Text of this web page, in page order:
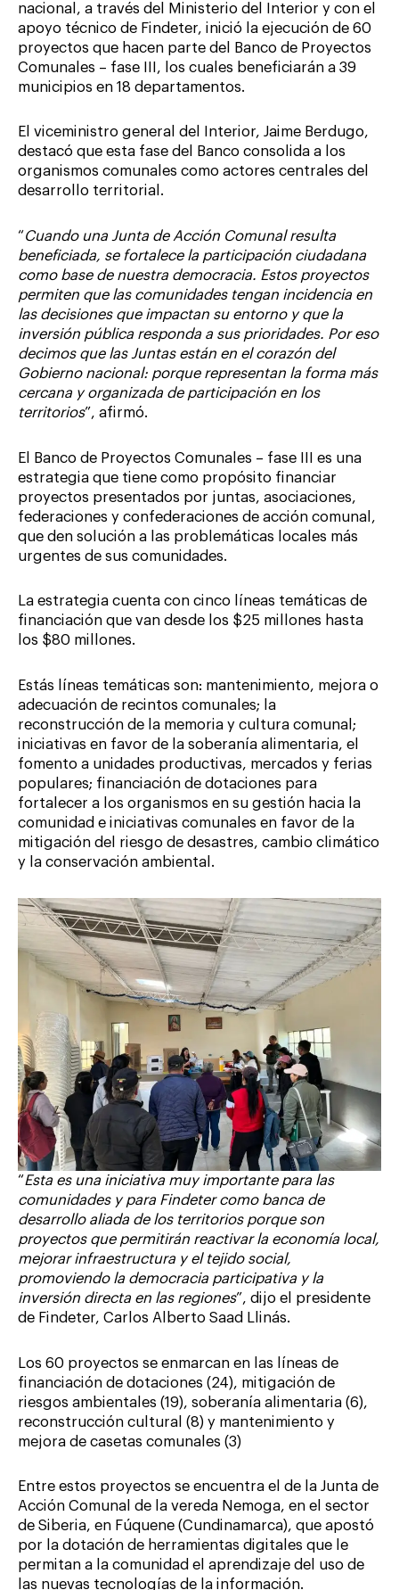
nacional, a través del Ministerio del Interior y con el
apoyo técnico de Findeter, inició la ejecución de 60
proyectos que hacen parte del Banco de Proyectos
Comunales – fase III, los cuales beneficiarán a 39
municipios en 18 departamentos.
El viceministro general del Interior, Jaime Berdugo,
destacó que esta fase del Banco consolida a los
organismos comunales como actores centrales del
desarrollo territorial.
“Cuando una Junta de Acción Comunal resulta
beneficiada, se fortalece la participación ciudadana
como base de nuestra democracia. Estos proyectos
permiten que las comunidades tengan incidencia en
las decisiones que impactan su entorno y que la
inversión pública responda a sus prioridades. Por eso
decimos que las Juntas están en el corazón del
Gobierno nacional: porque representan la forma más
cercana y organizada de participación en los
territorios”, afirmó.
El Banco de Proyectos Comunales – fase III es una
estrategia que tiene como propósito financiar
proyectos presentados por juntas, asociaciones,
federaciones y confederaciones de acción comunal,
que den solución a las problemáticas locales más
urgentes de sus comunidades.
La estrategia cuenta con cinco líneas temáticas de
financiación que van desde los $25 millones hasta
los $80 millones.
Estás líneas temáticas son: mantenimiento, mejora o
adecuación de recintos comunales; la
reconstrucción de la memoria y cultura comunal;
iniciativas en favor de la soberanía alimentaria, el
fomento a unidades productivas, mercados y ferias
populares; financiación de dotaciones para
fortalecer a los organismos en su gestión hacia la
comunidad e iniciativas comunales en favor de la
mitigación del riesgo de desastres, cambio climático
y la conservación ambiental.
“Esta es una iniciativa muy importante para las
comunidades y para Findeter como banca de
desarrollo aliada de los territorios porque son
proyectos que permitirán reactivar la economía local,
mejorar infraestructura y el tejido social,
promoviendo la democracia participativa y la
inversión directa en las regiones”, dijo el presidente
de Findeter, Carlos Alberto Saad Llinás.
Los 60 proyectos se enmarcan en las líneas de
financiación de dotaciones (24), mitigación de
riesgos ambientales (19), soberanía alimentaria (6),
reconstrucción cultural (8) y mantenimiento y
mejora de casetas comunales (3)
Entre estos proyectos se encuentra el de la Junta de
Acción Comunal de la vereda Nemoga, en el sector
de Siberia, en Fúquene (Cundinamarca), que apostó
por la dotación de herramientas digitales que le
permitan a la comunidad el aprendizaje del uso de
las nuevas tecnologías de la información.